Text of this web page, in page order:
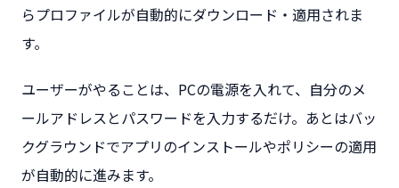
らプロファイルが自動的にダウンロード・適用されま
す。
ユーザーがやることは、PCの電源を入れて、自分のメ
ールアドレスとパスワードを入力するだけ。あとはバッ
クグラウンドでアプリのインストールやポリシーの適用
が自動的に進みます。